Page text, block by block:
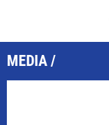
MEDIA